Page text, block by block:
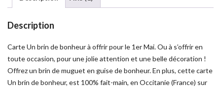
Description
Carte Un brin de bonheur à offrir pour le 1er Mai. Ou à s’offrir en
toute occasion, pour une jolie attention et une belle décoration !
Offrez un brin de muguet en guise de bonheur. En plus, cette carte
Un brin de bonheur, est 100% fait-main, en Occitanie (France) sur